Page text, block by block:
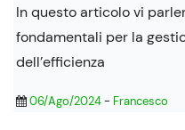
In questo articolo vi
fondamentali per la
dell’efficienza
06/Ago/2024- Francesco